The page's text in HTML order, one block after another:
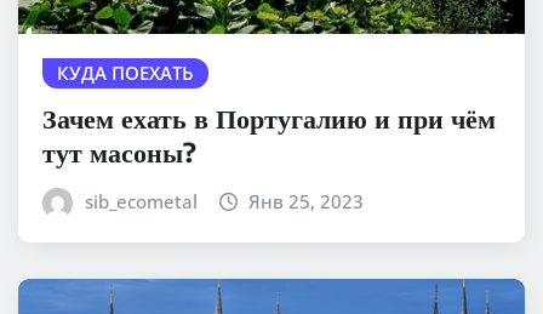
КУДА ПОЕХАТЬ
Зачем ехать в Португалию и при чём
тут масоны?
sib_ecometal Янв 25, 2023